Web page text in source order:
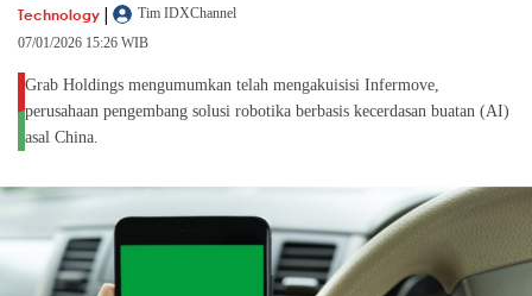
Technology |
Tim IDXChannel
07/01/2026 15:26 WIB
Grab Holdings mengumumkan telah mengakuisisi Infermove,
perusahaan pengembang solusi robotika berbasis kecerdasan buatan (AI)
asal China.